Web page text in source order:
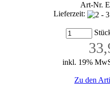
Art-Nr.
Lieferzeit:
inkl. 19%
Zu den